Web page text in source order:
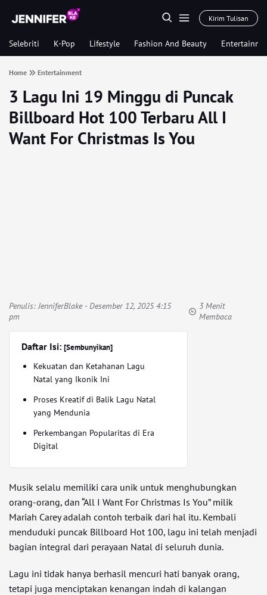
Kirim Tulisan
Selebriti K-Pop Lifestyle Fashion And Beauty
Home Entertainment
3 Lagu Ini 19 Minggu di Puncak
Billboard Hot 100 Terbaru All I
Want For Christmas Is You
Penulis:JenniferBlake- Desember 12, 2025 4:15
pm
3 Menit
Membaca
Daftar Isi: [Sembunyikan]
Kekuatan dan Ketahanan Lagu
Natal yang Ikonik Ini
Proses Kreatif di Balik Lagu Natal
yang Mendunia
Perkembangan Popularitas di Era
Digital
Musik selalu memiliki cara unik untuk menghubungkan
orang-orang, dan “All I Want For Christmas Is You” milik
Mariah Carey adalah contoh terbaik dari hal itu. Kembali
menduduki puncak Billboard Hot 100, lagu ini telah menjadi
bagian integral dari perayaan Natal di seluruh dunia.
Lagu ini tidak hanya berhasil mencuri hati banyak orang,
tetapi juga menciptakan kenangan indah di kalangan